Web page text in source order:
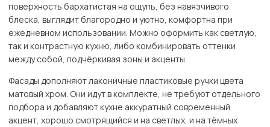
поверхность бархатистая на ощупь, без навязчивого
блеска, выглядит благородно и уютно, комфортна при
ежедневном использовании. Можно оформить как светлую,
так и контрастную кухню, либо комбинировать оттенки
между собой, подчёркивая зоны и акценты.
Фасады дополняют лаконичные пластиковые ручки цвета
матовый хром. Они идут в комплекте, не требуют отдельного
подбора и добавляют кухне аккуратный современный
акцент, хорошо смотрящийся и на светлых, и на тёмных